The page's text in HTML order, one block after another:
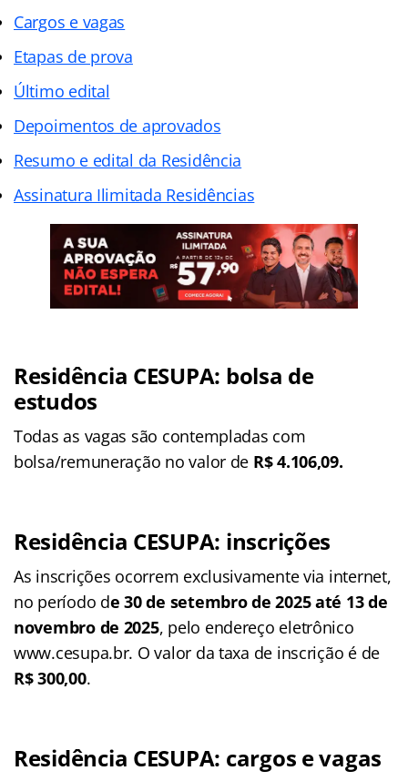
Cargos e vagas
Etapas de prova
Último edital
Depoimentos de aprovados
Resumo e edital da Residência
Assinatura Ilimitada Residências
Residência CESUPA: bolsa de
estudos
Todas as vagas são contempladas com
bolsa/remuneração no valor de R$ 4.106,09.
Residência CESUPA: inscrições
As inscrições ocorrem exclusivamente via internet,
no período de 30 de setembro de 2025 até 13 de
novembro de 2025, pelo endereço eletrônico
www.cesupa.br. O valor da taxa de inscrição é de
R$ 300,00.​​
Residência CESUPA: cargos e vagas